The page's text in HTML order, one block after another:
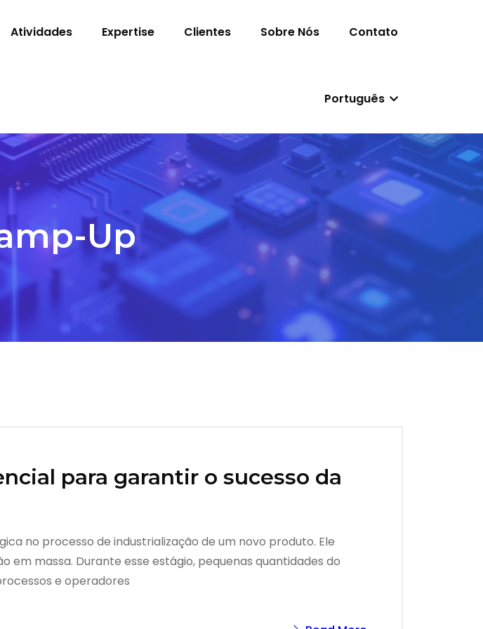
Atividades Expertise Clientes Sobre Nós Contato
Português
Up
para garantir o sucesso da
no processo de industrialização de um novo produto. Ele
em massa. Durante esse estágio, pequenas quantidades do
e operadores